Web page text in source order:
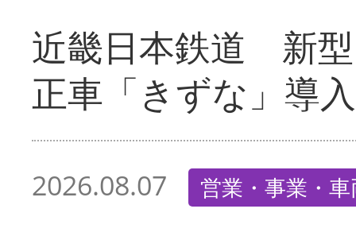
近畿日本鉄道 新
正車「きずな」導入
2026.08.07 営業・事業・